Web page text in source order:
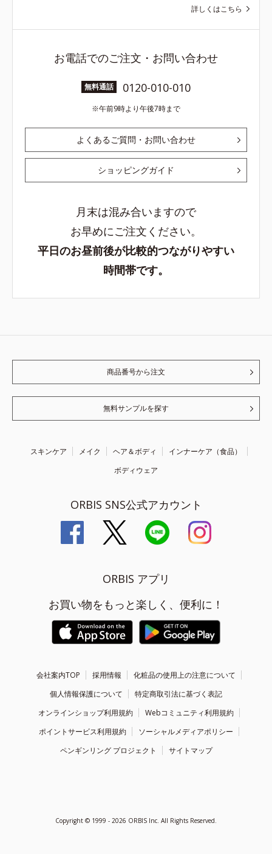
詳しくはこちら
お電話でのご注文・お問い合わせ
無料通話 0120-010-010
午前9時より午後7時まで
よくあるご質問・お問い合わせ
ショッピングガイド
月末は混み合いますので
お早めにご注文ください。
平日のお昼前後が比較的つながりやすい
時間帯です。
商品番号から注文
無料サンプルを探す
スキンケア メイク ヘア＆ボディ
インナーケア（食品）
ボディウェア
ORBIS SNS公式アカウント
ORBIS アプリ
お買い物をもっと楽しく、便利に！
会社案内TOP 採用情報
化粧品の使用上の注意について
個人情報保護について
特定商取引法に基づく表記
オンラインショップ利用規約
Webコミュニティ利用規約
ポイントサービス利用規約
ソーシャルメディアポリシー
ペンギンリング プロジェクト
サイトマップ
Copyright © 1999 - 2026 ORBIS Inc. All Rights Reserved.